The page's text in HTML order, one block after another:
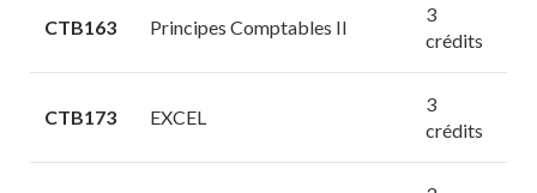
CTB163 Principes Comptables II
3
crédits
CTB173 EXCEL
3
crédits